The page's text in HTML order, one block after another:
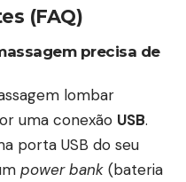
(FAQ)
precisa de
lombar
uma conexão USB.
porta USB do seu
power bank (bateria